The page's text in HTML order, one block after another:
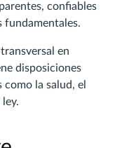
confiables
fundamentales.
en
disposiciones
la salud, el